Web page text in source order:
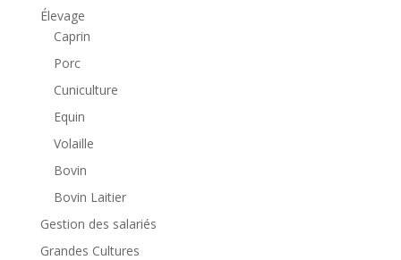
Élevage
Caprin
Porc
Cuniculture
Equin
Volaille
Bovin
Bovin Laitier
Gestion des salariés
Grandes Cultures